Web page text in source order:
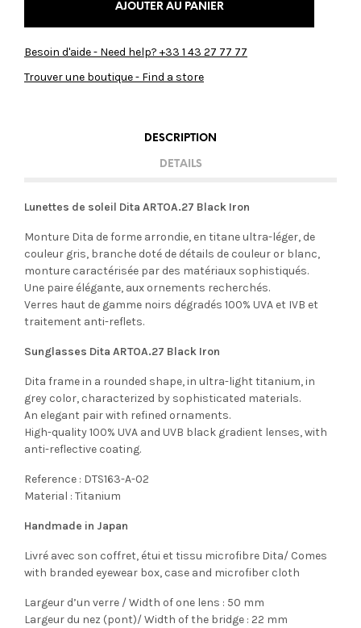
AJOUTER AU PANIER
Besoin d'aide - Need help? +33 1 43 27 77 77
Trouver une boutique - Find a store
DESCRIPTION
DETAILS
Lunettes de soleil Dita ARTOA.27 Black Iron
Monture Dita de forme arrondie, en titane ultra-léger, de
couleur gris, branche doté de détails de couleur or blanc,
monture caractérisée par des matériaux sophistiqués.
Une paire élégante, aux ornements recherchés.
Verres haut de gamme noirs dégradés 100% UVA et IVB et
traitement anti-reflets.
Sunglasses Dita ARTOA.27 Black Iron
Dita frame in a rounded shape, in ultra-light titanium, in
grey color, characterized by sophisticated materials.
An elegant pair with refined ornaments.
High-quality 100% UVA and UVB black gradient lenses, with
anti-reflective coating.
Reference : DTS163-A-02
Material : Titanium
Handmade in Japan
Livré avec son coffret, étui et tissu microfibre Dita/ Comes
with branded eyewear box, case and microfiber cloth
Largeur d’un verre / Width of one lens : 50 mm
Largeur du nez (pont)/ Width of the bridge : 22 mm